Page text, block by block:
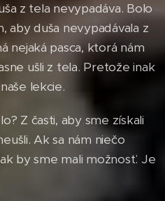
z tela nevypadáva. Bolo
duša nevypadávala z
nejaká pasca, ktorá nám
ušli z tela. Pretože inak
lekcie.
Z časti, aby sme získali
Ak sa nám niečo
by sme mali možnosť. Je